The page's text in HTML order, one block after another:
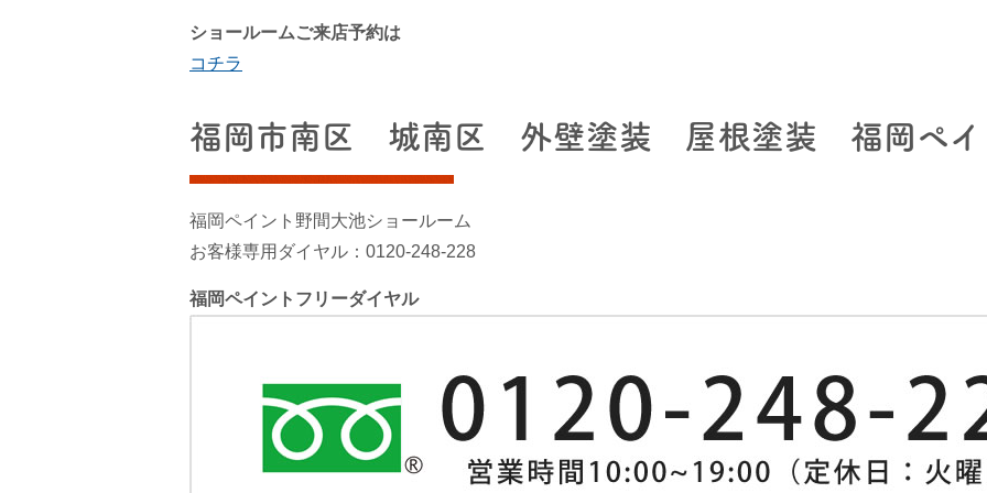
ショールームご来店予約は
コチラ
福岡市南区 城南区 外壁塗装 屋根塗装 福岡ペイ
福岡ペイント野間大池ショールーム
お客様専用ダイヤル：0120-248-228
福岡ペイントフリーダイヤル